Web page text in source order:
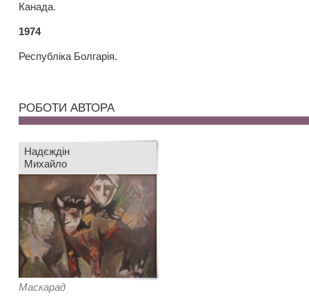
Канада.
1974
Республіка Болгарія.
РОБОТИ АВТОРА
Надєждін
Михайло
Маскарад